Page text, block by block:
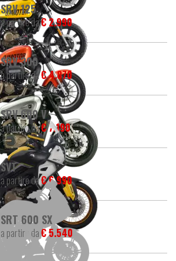
SRV 125
a partire da€ 2.990
SRV 300
a partire da€ 4.870
SRV 600 V
a partire da€ 7.190
SVT
a partire da€ 6.990
SRT 600 SX
a partire da€ 5.540